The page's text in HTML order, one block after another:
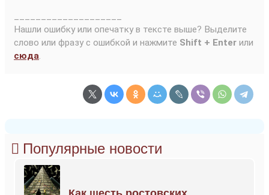
Нашли ошибку или опечатку в тексте выше? Выделите
слово или фразу с ошибкой и нажмите Shift + Enter или
сюда.
Популярные новости